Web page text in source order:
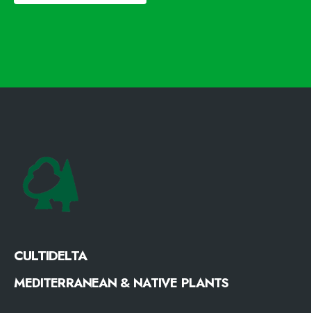
CULTIDELTA
MEDITERRANEAN & NATIVE PLANTS